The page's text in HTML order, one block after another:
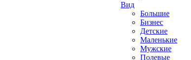
Вид
Большие
Бизнес
Детские
Маленькие
Мужские
Полевые